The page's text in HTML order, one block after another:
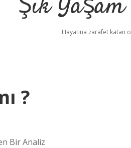
Hayatına zarafet katan
?
Bir Analiz